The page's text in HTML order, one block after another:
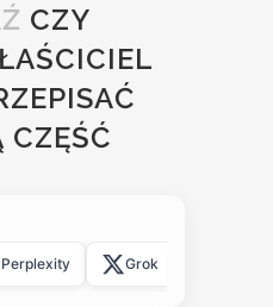
CZY
CZĘŚĆ
Perplexity Grok